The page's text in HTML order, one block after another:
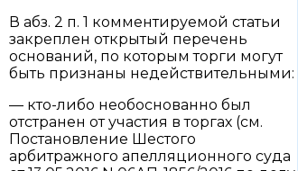
В абз. 2 п. 1 комментируемой статьи
закреплен открытый перечень
оснований, по которым торги могут
быть признаны недействительными:
— кто-либо необоснованно был
отстранен от участия в торгах (см.
Постановление Шестого
арбитражного апелляционного суда